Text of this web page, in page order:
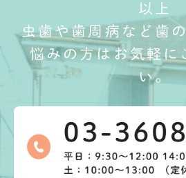
以上
虫歯や歯周病など歯
悩みの方はお気軽に
い。